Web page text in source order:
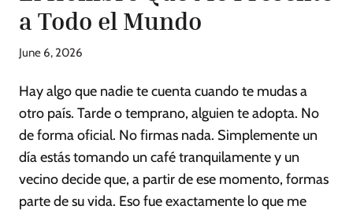
a Todo el Mundo
June 6, 2026
Hay algo que nadie te cuenta cuando te mudas a
otro país. Tarde o temprano, alguien te adopta. No
de forma oficial. No firmas nada. Simplemente un
día estás tomando un café tranquilamente y un
vecino decide que, a partir de ese momento, formas
parte de su vida. Eso fue exactamente lo que me